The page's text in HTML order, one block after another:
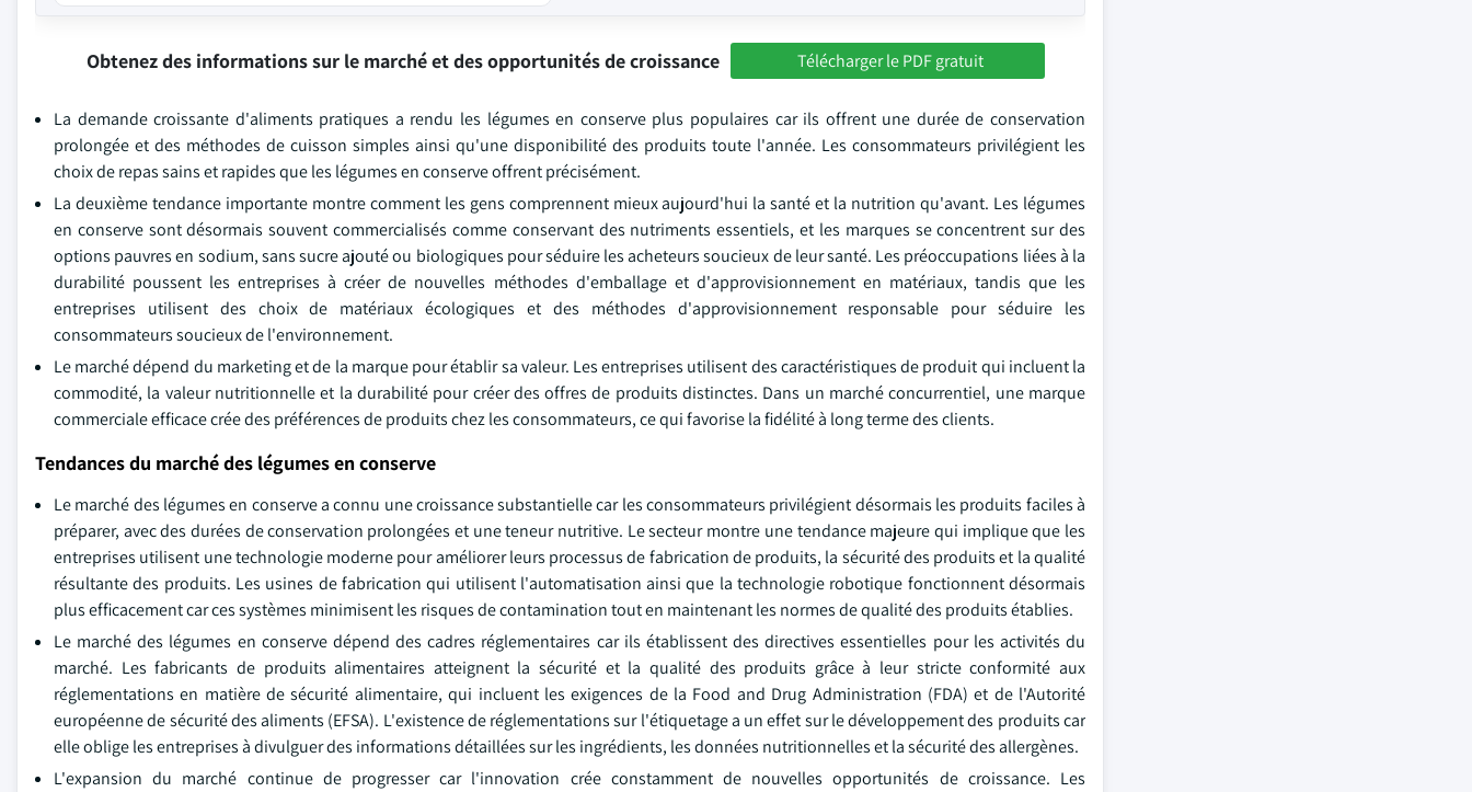
Obtenez des informations sur le marché et des opportunités de croissance Télécharger le PDF gratuit
La demande croissante d'aliments pratiques a rendu les légumes en conserve plus populaires car ils offrent une durée de conservation
prolongée et des méthodes de cuisson simples ainsi qu'une disponibilité des produits toute l'année. Les consommateurs privilégient les
choix de repas sains et rapides que les légumes en conserve offrent précisément.
La deuxième tendance importante montre comment les gens comprennent mieux aujourd'hui la santé et la nutrition qu'avant. Les légumes
en conserve sont désormais souvent commercialisés comme conservant des nutriments essentiels, et les marques se concentrent sur des
options pauvres en sodium, sans sucre ajouté ou biologiques pour séduire les acheteurs soucieux de leur santé. Les préoccupations liées à la
durabilité poussent les entreprises à créer de nouvelles méthodes d'emballage et d'approvisionnement en matériaux, tandis que les
entreprises utilisent des choix de matériaux écologiques et des méthodes d'approvisionnement responsable pour séduire les
consommateurs soucieux de l'environnement.
Le marché dépend du marketing et de la marque pour établir sa valeur. Les entreprises utilisent des caractéristiques de produit qui incluent la
commodité, la valeur nutritionnelle et la durabilité pour créer des offres de produits distinctes. Dans un marché concurrentiel, une marque
commerciale efficace crée des préférences de produits chez les consommateurs, ce qui favorise la fidélité à long terme des clients.
Tendances du marché des légumes en conserve
Le marché des légumes en conserve a connu une croissance substantielle car les consommateurs privilégient désormais les produits faciles à
préparer, avec des durées de conservation prolongées et une teneur nutritive. Le secteur montre une tendance majeure qui implique que les
entreprises utilisent une technologie moderne pour améliorer leurs processus de fabrication de produits, la sécurité des produits et la qualité
résultante des produits. Les usines de fabrication qui utilisent l'automatisation ainsi que la technologie robotique fonctionnent désormais
plus efficacement car ces systèmes minimisent les risques de contamination tout en maintenant les normes de qualité des produits établies.
Le marché des légumes en conserve dépend des cadres réglementaires car ils établissent des directives essentielles pour les activités du
marché. Les fabricants de produits alimentaires atteignent la sécurité et la qualité des produits grâce à leur stricte conformité aux
réglementations en matière de sécurité alimentaire, qui incluent les exigences de la Food and Drug Administration (FDA) et de l'Autorité
européenne de sécurité des aliments (EFSA). L'existence de réglementations sur l'étiquetage a un effet sur le développement des produits car
elle oblige les entreprises à divulguer des informations détaillées sur les ingrédients, les données nutritionnelles et la sécurité des allergènes.
L'expansion du marché continue de progresser car l'innovation crée constamment de nouvelles opportunités de croissance. Les